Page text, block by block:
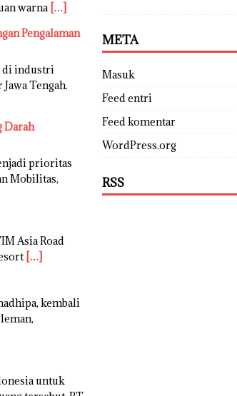
warna […]
Pengalaman
di industri
Tengah.
Darah
prioritas
Mobilitas,
Asia Road
[…]
kembali
untuk
META
Masuk
Feed entri
Feed komentar
WordPress.org
RSS